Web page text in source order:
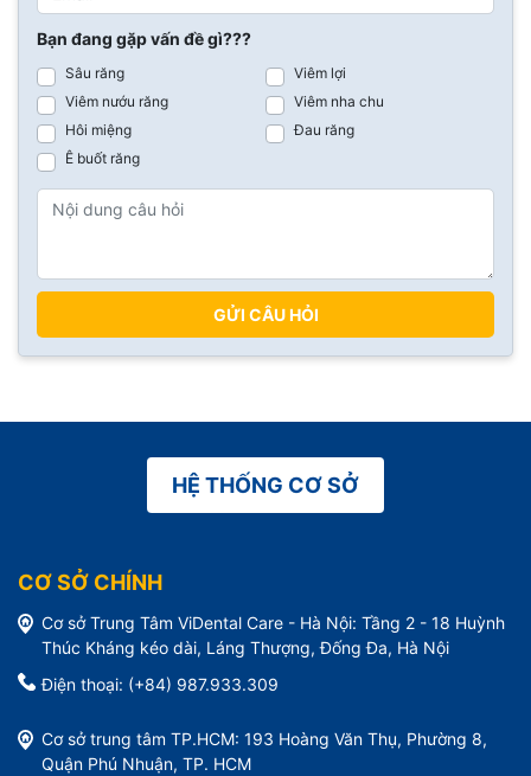
Bạn đang gặp vấn đề gì???
Sâu răng
Viêm lợi
Viêm nướu răng
Viêm nha chu
Hôi miệng
Đau răng
Ê buốt răng
GỬI CÂU HỎI
HỆ THỐNG CƠ SỞ
CƠ SỞ CHÍNH
Cơ sở Trung Tâm ViDental Care - Hà Nội: Tầng 2 - 18 Huỳnh
Thúc Kháng kéo dài, Láng Thượng, Đống Đa, Hà Nội
Điện thoại: (+84) 987.933.309
Cơ sở trung tâm TP.HCM: 193 Hoàng Văn Thụ, Phường 8,
Quận Phú Nhuận, TP. HCM